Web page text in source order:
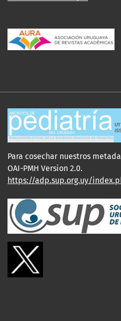
Para cosechar nuestros
OAI-PMH Version 2.0.
https://adp.sup.org.uy/